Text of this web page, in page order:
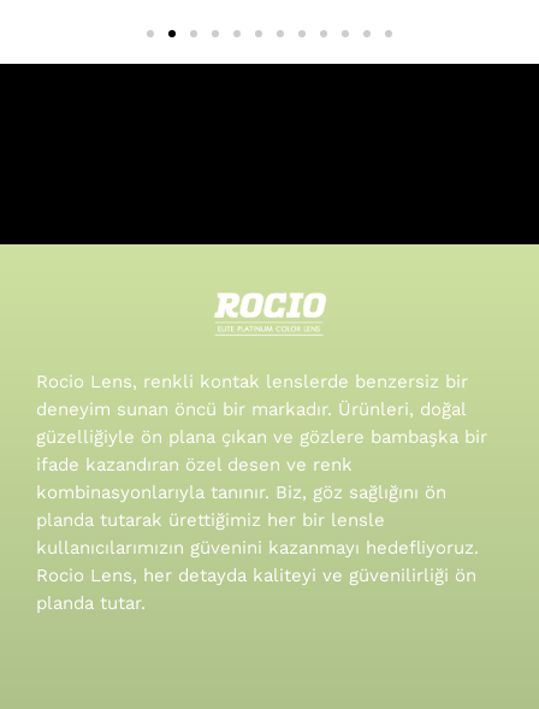
Rocio Lens, renkli kontak lenslerde benzersiz bir
deneyim sunan öncü bir markadır. Ürünleri, doğal
güzelliğiyle ön plana çıkan ve gözlere bambaşka bir
ifade kazandıran özel desen ve renk
kombinasyonlarıyla tanınır. Biz, göz sağlığını ön
planda tutarak ürettiğimiz her bir lensle
kullanıcılarımızın güvenini kazanmayı hedefliyoruz.
Rocio Lens, her detayda kaliteyi ve güvenilirliği ön
planda tutar.